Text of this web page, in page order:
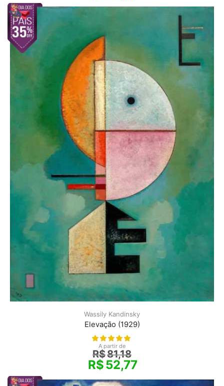
Wassily Kandinsky
Elevação (1929)
A partir de
R$81,18
R$52,77